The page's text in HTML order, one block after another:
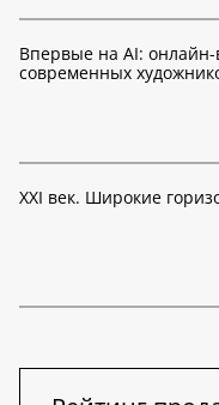
Впервые на AI: онлайн-
современных
XXI век. Широкие